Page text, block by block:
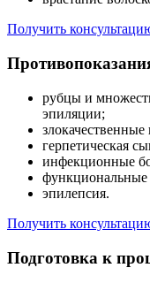
Получить
рубцы и
эпиляции;
герпетическая
инфекционные
функциональные
эпилепсия.
Получить
Подготовка к